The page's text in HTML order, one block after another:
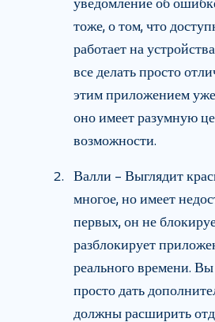
уведомление об
тоже, о том, что
работает на
все делать просто
этим приложением уже
оно имеет разумную
возможности.
Валли – Выглядит
многое, но имеет
первых, он не
разблокирует
реального времени.
просто дать
должны расширить